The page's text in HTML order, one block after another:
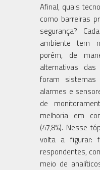
Afinal, quais
como barreiras
segurança?
ambiente tem
porém, de
alternativas
foram sistemas
alarmes e
de
melhoria em
(47,8%). Nesse
volta a figurar:
respondentes,
meio de